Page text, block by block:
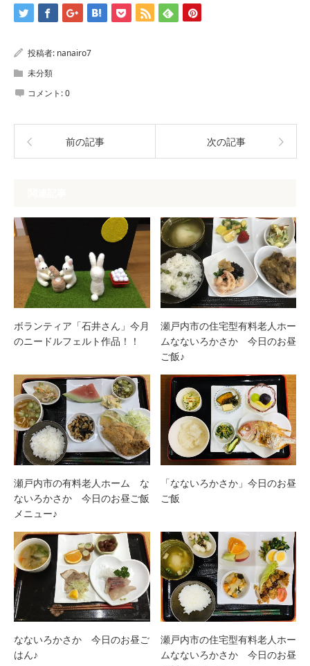
開
き
ま
投稿者: nanairo7
未分類
コメント:0
前の記事 次の記事
ボランティア「石井さん」今月
のニードルフェルト作品！！
瀬戸内市の住宅型有料老人ホー
ムなないろかさか 今日のお昼
ご飯♪
瀬戸内市の有料老人ホーム な
ないろかさか 今日のお昼ご飯
メニュー♪
「なないろかさか」今日のお昼
ご飯
なないろかさか 今日のお昼ご
はん♪
瀬戸内市の住宅型有料老人ホー
ムなないろかさか 今日のお昼